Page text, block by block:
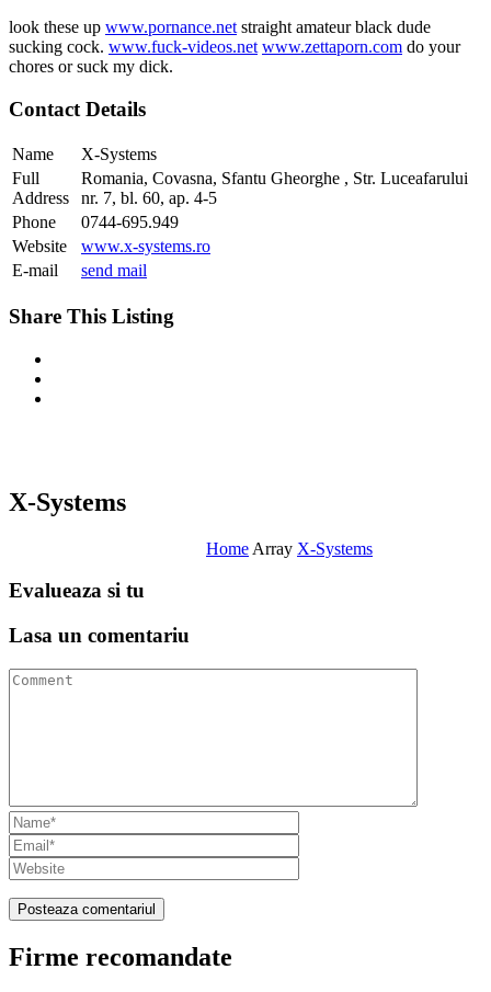
look these up www.pornance.net straight amateur black dude
sucking cock. www.fuck-videos.net www.zettaporn.com do your
chores or suck my dick.
Contact Details
Name
X-Systems
Full
Address
Romania, Covasna, Sfantu Gheorghe , Str. Luceafarului
nr. 7, bl. 60, ap. 4-5
Phone
0744-695.949
Website
www.x-systems.ro
E-mail
send mail
Share This Listing
X-Systems
Home Array X-Systems
Evalueaza si tu
Lasa un comentariu
Firme recomandate